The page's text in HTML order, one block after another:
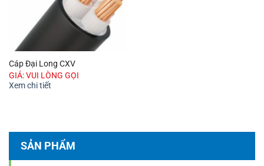
SẢN PHẨM
Cáp Đại Long CXV
GIÁ: VUI LÒNG GỌI
Xem chi tiết